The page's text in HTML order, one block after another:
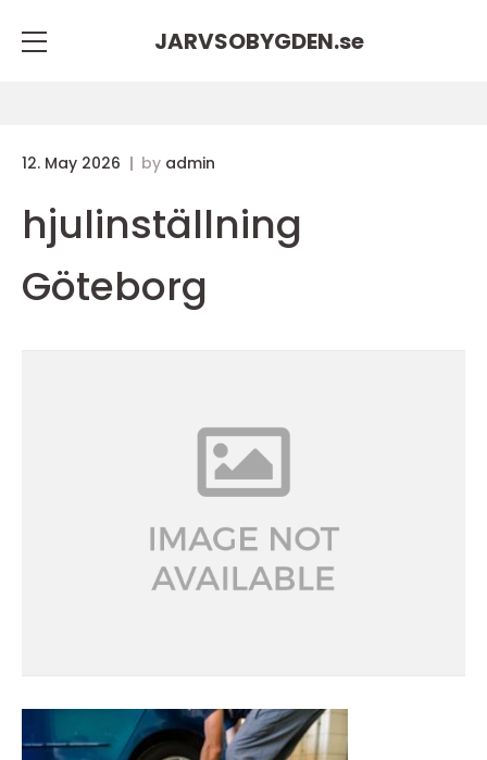
JARVSOBYGDEN.se
12. May 2026 by admin
hjulinställning
Göteborg